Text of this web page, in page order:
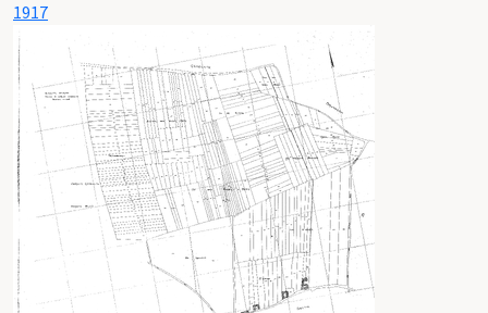
1917